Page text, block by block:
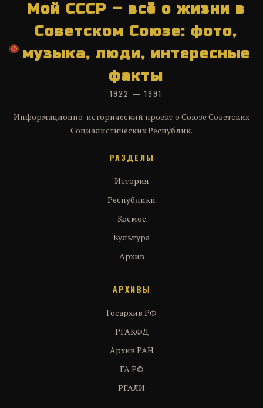
Мой СССР – всё о жизни в
Советском Союзе: фото,
музыка, люди, интересные
факты
1922 — 1991
Информационно-исторический проект о Союзе Советских
Социалистических Республик.
РАЗДЕЛЫ
История
Республики
Космос
Культура
Архив
АРХИВЫ
Госархив РФ
РГАКФД
Архив РАН
ГА РФ
РГАЛИ